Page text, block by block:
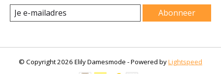
Abonneer
© Copyright 2026 Elily Damesmode - Powered byLightspeed